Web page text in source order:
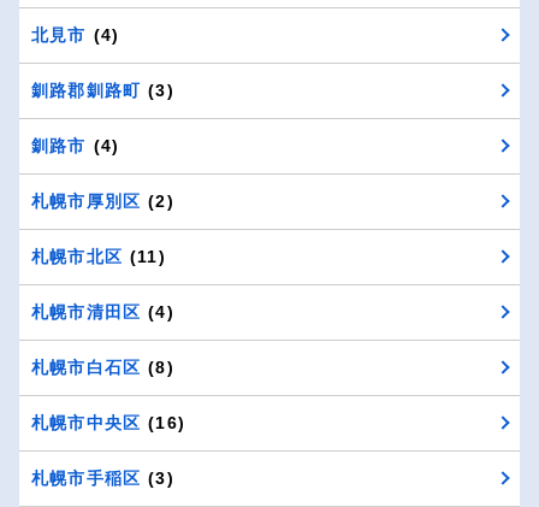
北見市 (4)
釧路郡釧路町 (3)
釧路市 (4)
札幌市厚別区 (2)
札幌市北区 (11)
札幌市清田区 (4)
札幌市白石区 (8)
札幌市中央区 (16)
札幌市手稲区 (3)